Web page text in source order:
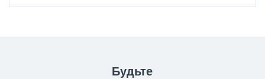
Будьте